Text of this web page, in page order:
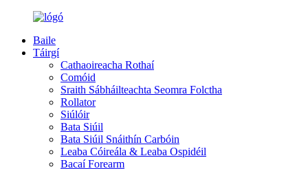
Baile
Táirgí
Cathaoireacha Rothaí
Comóid
Sraith Sábháilteachta Seomra Folctha
Rollator
Siúlóir
Bata Siúil
Bata Siúil Snáithín Carbóin
Leaba Cóireála & Leaba Ospidéil
Bacaí Forearm